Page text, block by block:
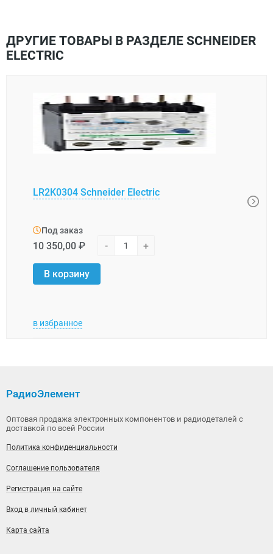
ДРУГИЕ ТОВАРЫ В РАЗДЕЛЕ SCHNEIDER
ELECTRIC
LR2K0304 Schneider Electric
Под заказ
10 350,00 ₽ - +
В корзину
в избранное
РадиоЭлемент
Оптовая продажа электронных компонентов и радиодеталей с
доставкой по всей России
Политика конфиденциальности
Соглашение пользователя
Регистрация на сайте
Вход в личный кабинет
Карта сайта